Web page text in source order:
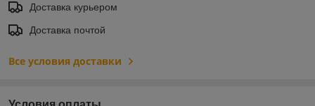
Доставка курьером
Доставка почтой
Все условия доставки